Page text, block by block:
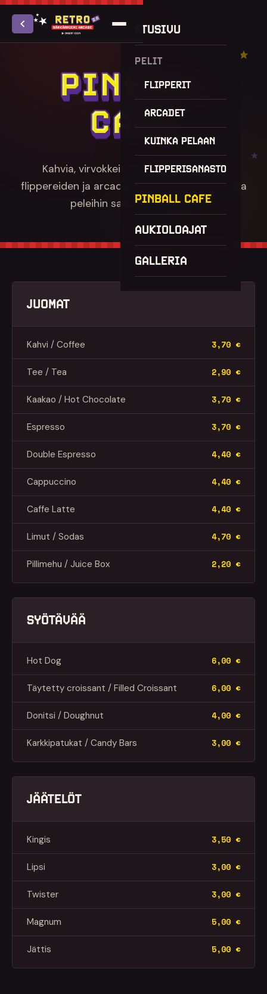
ETUSIVU
PELIT
FLIPPERIT
ARCADET
KUINKA PELAAN
FLIPPERISANASTO
PINBALL CAFE
AUKIOLOAJAT
GALLERIA
PINBALL CAFE –
Kahvia, virvokkeita ja pientä purtavaa
flippereiden ja arcade-pelien äärellä. Poletteja
peleihin saat myös täältä.
JUOMAT
Kahvi / Coffee 3,70 €
Tee / Tea 2,90 €
Kaakao / Hot Chocolate 3,70 €
Espresso 3,70 €
Double Espresso 4,40 €
Cappuccino 4,40 €
Caffe Latte 4,40 €
Limut / Sodas 4,70 €
Pillimehu / Juice Box 2,20 €
SYÖTÄVÄÄ
Hot Dog 6,00 €
Täytetty croissant / Filled Croissant 6,00 €
Donitsi / Doughnut 4,00 €
Karkkipatukat / Candy Bars 3,00 €
JÄÄTELÖT
Kingis 3,50 €
Lipsi 3,00 €
Twister 3,00 €
Magnum 5,00 €
Jättis 5,00 €